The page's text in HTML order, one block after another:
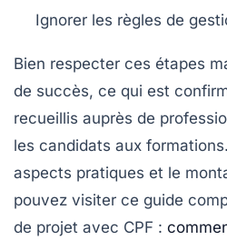
complémentaire pour les
Ignorer les règles de
Bien respecter ces étapes
de succès, ce qui est
recueillis auprès de
les candidats aux
aspects pratiques et le
pouvez visiter ce guide
de projet avec CPF :